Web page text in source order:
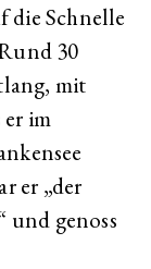
die Schnelle
30
mit
im
er „der
und genoss